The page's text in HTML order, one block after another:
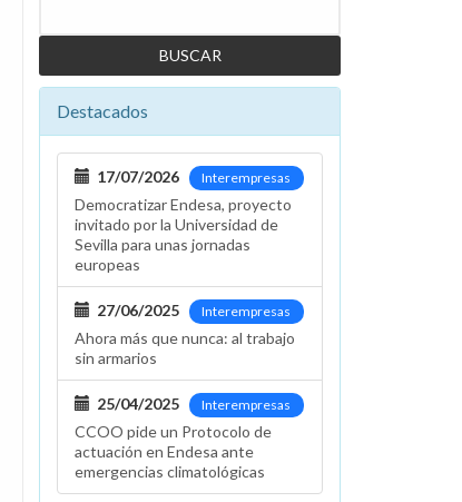
Destacados
Interempresas
17/07/2026
Democratizar Endesa, proyecto
invitado por la Universidad de
Sevilla para unas jornadas
europeas
Interempresas
27/06/2025
Ahora más que nunca: al trabajo
sin armarios
Interempresas
25/04/2025
CCOO pide un Protocolo de
actuación en Endesa ante
emergencias climatológicas